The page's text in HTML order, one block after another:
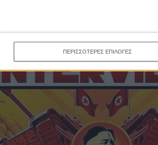
ΠΕΡΙΣΣΟΤΕΡΕΣ ΕΠΙΛΟΓΕΣ